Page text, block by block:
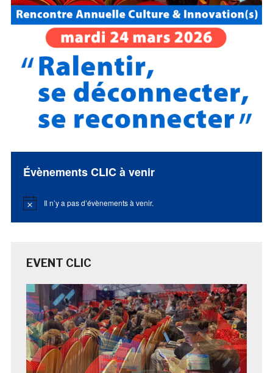
Évènements CLIC à venir
Notice Il n’y a pas d’évènements à venir.
EVENT CLIC